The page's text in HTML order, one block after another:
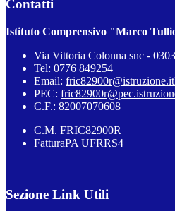
Contatti
Istituto Comprensivo "Marco
Via Vittoria Colonna snc -
Tel: 0776 849254
Email: fric82900r@istruzione.it
PEC:
C.F.: 82007070608
C.M. FRIC82900R
FatturaPA UFRRS4
Sezione Link Utili